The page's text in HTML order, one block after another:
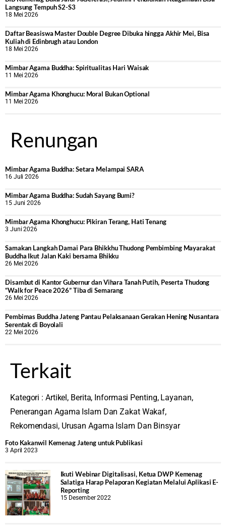
Langsung Tempuh S2-S3
18 Mei 2026
Daftar Beasiswa Master Double Degree Dibuka hingga Akhir Mei, Bisa
Kuliah di Edinbrugh atau London
18 Mei 2026
Mimbar Agama Buddha: Spiritualitas Hari Waisak
11 Mei 2026
Mimbar Agama Khonghucu: Moral Bukan Optional
11 Mei 2026
Renungan
Mimbar Agama Buddha: Setara Melampai SARA
16 Juli 2026
Mimbar Agama Buddha: Sudah Sayang Bumi?
15 Juni 2026
Mimbar Agama Khonghucu: Pikiran Terang, Hati Tenang
3 Juni 2026
Samakan Langkah Damai Para Bhikkhu Thudong Pembimbing Mayarakat
Buddha Ikut Jalan Kaki bersama Bhikku
26 Mei 2026
Disambut di Kantor Gubernur dan Vihara Tanah Putih, Peserta Thudong
“Walk for Peace 2026” Tiba di Semarang
26 Mei 2026
‎Pembimas Buddha Jateng Pantau Pelaksanaan Gerakan Hening Nusantara
Serentak di Boyolali
22 Mei 2026
Terkait
Kategori : Artikel , Berita, Informasi Penting, Layanan,
Penerangan Agama Islam Dan Zakat Wakaf,
Rekomendasi, Urusan Agama Islam Dan Binsyar
Foto Kakanwil Kemenag Jateng untuk Publikasi
3 April 2023
Ikuti Webinar Digitalisasi, Ketua DWP Kemenag
Salatiga Harap Pelaporan Kegiatan Melalui Aplikasi E-
Reporting
15 Desember 2022